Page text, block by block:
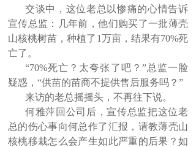
交谈中，这位老总以惨痛的心情告诉
宣传总监：几年前，他们购买了一批薄壳
山核桃树苗，种植了1万亩，结果有70%死
亡了。
“70%死亡？太夸张了吧？”总监一脸
疑惑，“供苗的苗商不提供售后服务吗？”
来访的老总摇摇头，不再往下说。
何雅萍回公司后，宣传总监把这位老
总的伤心事向何总作了汇报，请教薄壳山
核桃移栽怎么会产生如此严重的后果？如